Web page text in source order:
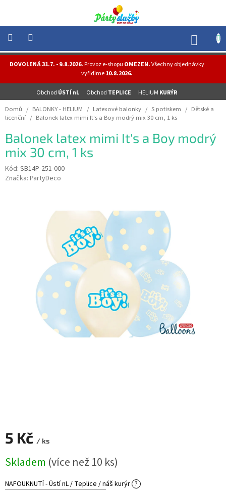
obsah
DOVOLENÁ 31.7. - 9.8.2026.Provoz e-shopu OMEZEN.Všechny objednávky
vyřídíme10.8.2026.
Obchod ÚSTÍ nL Obchod TEPLICE HELIUM KURÝR
NOVINKY
HELIUM
-
OSLAVY
MASKY
-
KOSTÝMY
Domů / BALONKY - HELIUM / Latexové balonky / S potiskem / Dětské a
licenční / Balonek latex mimi It's a Boy modrý mix 30 cm, 1 ks
Balonek latex mimi It's a Boy modrý
mix 30 cm, 1 ks
Kód: SB14P-251-000
Značka: PartyDeco
5 Kč / ks
cena:
Skladem (více než 10 ks)
NAFOUKNUTÍ - Ústí nL / Teplice / náš kurýr ?